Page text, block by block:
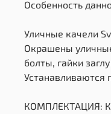
Особенность
Уличные качели
Окрашены
болты, гайки
Устанавливаются
КОМПЛЕКТАЦИЯ: